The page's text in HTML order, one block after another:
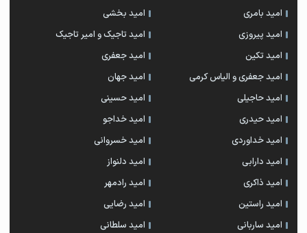
امید بامری
امید بخشی
امید پیروزی
امید تاجیک و امیر تاجیک
امید تکین
امید جعفری
امید جعفری و الیاس کرمی
امید جهان
امید حاجیلی
امید حسینی
امید حیدری
امید خداجو
امید خداوردی
امید خسروانی
امید دارابی
امید دلنواز
امید ذاکری
امید رادمهر
امید راستین
امید رضایی
امید ساربانی
امید سلطانی